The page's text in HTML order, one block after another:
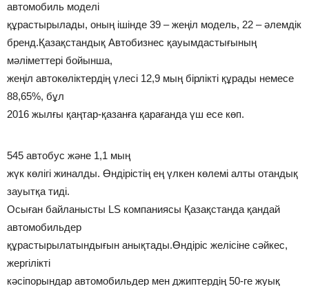
автомобиль моделі
құрастырылады, оның ішінде 39 – жеңіл модель, 22 – әлемдік
бренд.Қазақстандық Автобизнес қауымдастығының
мәліметтері бойынша,
жеңіл автокөліктердің үлесі 12,9 мың бірлікті құрады немесе
88,65%, бұл
2016 жылғы қаңтар-қазанға қарағанда үш есе көп.
545 автобус және 1,1 мың
жүк көлігі жиналды. Өндірістің ең үлкен көлемі алты отандық
зауытқа тиді.
Осыған байланысты LS компаниясы Қазақстанда қандай
автомобильдер
құрастырылатындығын анықтады.Өндіріс желісіне сәйкес,
жергілікті
кәсіпорындар автомобильдер мен джиптердің 50-ге жуық